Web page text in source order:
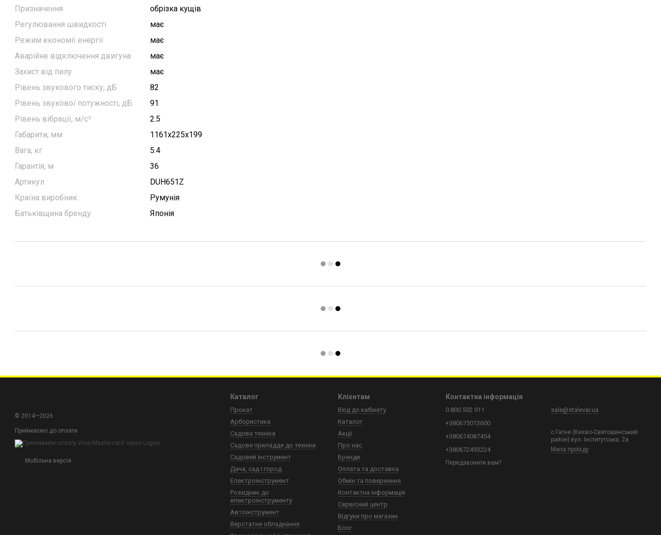
Призначення
обрізка кущів
Регулювання швидкості
має
Режим економії енергії
має
Аварійне відключення двигуна
має
Захист від пилу
має
Рівень звукового тиску, дБ
82
Рівень звукової потужності, дБ
91
Рівень вібрації, м/с²
2.5
Габарити, мм
1161х225х199
Вага, кг
5.4
Гарантія, м
36
Артикул
DUH651Z
Країна виробник
Румунія
Батьківщина бренду
Японія
© 2014—2026
Приймаємо до оплати
Мобільна версія
Каталог
Прокат
Арбористика
Садова техніка
Садове приладдя до техніки
Садовий інструмент
Дача, сад і город
Електроінструмент
Розхідник до
електроінструменту
Автоінструмент
Верстатне обладнання
Клієнтам
Вхід до кабінету
Каталог
Акції
Про нас
Бренди
Оплата та доставка
Обмін та повернення
Контактна інформація
Сервісний центр
Відгуки про магазин
Блог
Контактна інформація
0 800 502 911
+380675013600
+380674087454
+380672493224
Передзвонити вам?
sale@stalevar.ua
с.Гатне (Києво-Святошинський
район) вул. Інститутська, 2а
Мапа проїзду